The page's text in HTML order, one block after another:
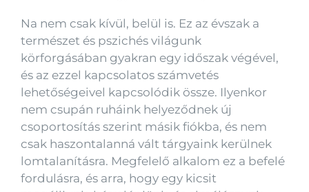
Na nem csak kívül, belül is. Ez az évszak a
természet és pszichés világunk
körforgásában gyakran egy időszak végével,
és az ezzel kapcsolatos számvetés
lehetőségeivel kapcsolódik össze. Ilyenkor
nem csupán ruháink helyeződnek új
csoportosítás szerint másik fiókba, és nem
csak haszontalanná vált tárgyaink kerülnek
lomtalanításra. Megfelelő alkalom ez a befelé
fordulásra, és arra, hogy egy kicsit